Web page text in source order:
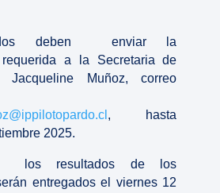
deben enviar la
requerida a la Secretaria de
Jacqueline Muñoz, correo
, hasta
2025.
los resultados de los
entregados el viernes 12